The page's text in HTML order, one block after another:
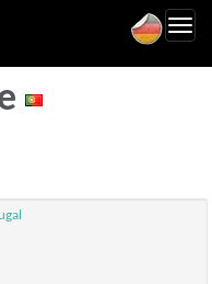
Wine -